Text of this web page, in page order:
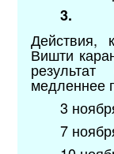
3.
Действия,
Вишти
медленнее
3
7